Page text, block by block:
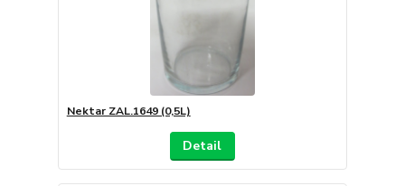
Nektar ZAL.1649 (0,5L)
Detail